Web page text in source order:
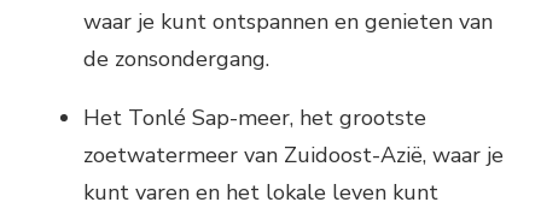
waar je kunt ontspannen en genieten van
de zonsondergang.
Het Tonlé Sap-meer, het grootste
zoetwatermeer van Zuidoost-Azië, waar je
kunt varen en het lokale leven kunt